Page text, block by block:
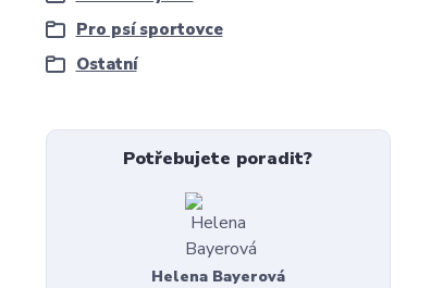
Pro psí sportovce
Ostatní
Potřebujete poradit?
Helena Bayerová